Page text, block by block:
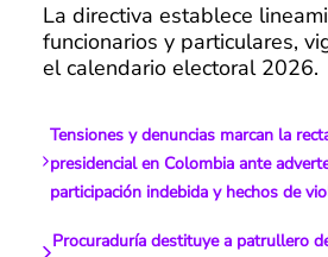
La directiva establece
funcionarios y particulares,
el calendario electoral 2026.
Tensiones y denuncias marcan la
presidencial en Colombia ante
participación indebida y hechos de
Procuraduría destituye a patrullero